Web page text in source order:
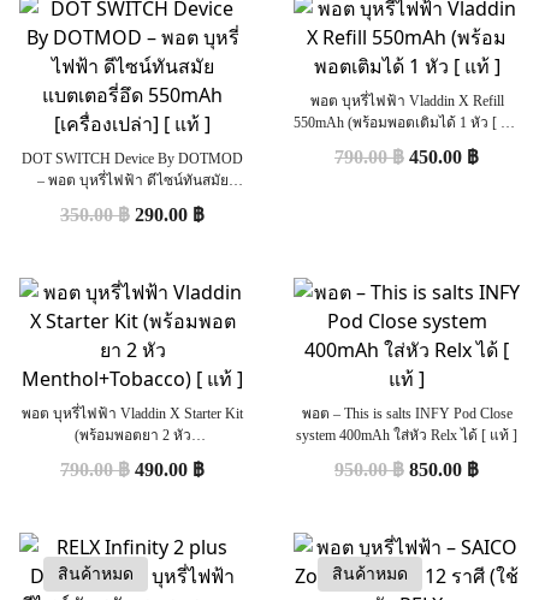
DOT SWITCH Device By DOTMOD
– พอต บุหรี่ไฟฟ้า ดีไซน์ทันสมัย
แท้ ]
350.00฿ 290.00 ฿
พอต บุหรี่ไฟฟ้า Vladdin X Refill
550mAh (พร้อมพอตเติมได้ 1 หัว [ แท้
790.00฿ 450.00 ฿
พอต บุหรี่ไฟฟ้า Vladdin X Starter Kit
(พร้อมพอตยา 2 หัว
790.00฿ 490.00 ฿
พอต – This is salts INFY Pod Close
system 400mAh ใส่หัว Relx ได้ [ แท้ ]
950.00฿ 850.00 ฿
สินค้าหมด สินค้าหมด